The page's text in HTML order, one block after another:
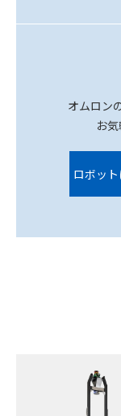
オムロン
お
ロボッ